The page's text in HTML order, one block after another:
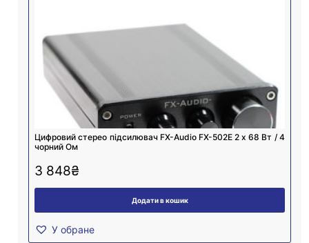
Цифровий стерео підсилювач FX-Audio FX-502E 2 х 68 Вт / 4
чорний Ом
3 848₴
Додати в кошик
У обране